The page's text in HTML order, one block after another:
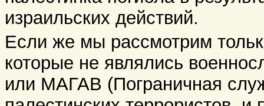
израильских действий.
Если же мы рассмотрим
которые не являлись
или МАГАВ (Пограничная